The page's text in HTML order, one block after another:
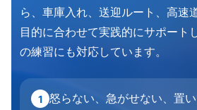
ら、車庫入れ、送迎ルート、高速
目的に合わせて実践的にサポート
の練習にも対応しています。
1 怒らない、急がせない、置